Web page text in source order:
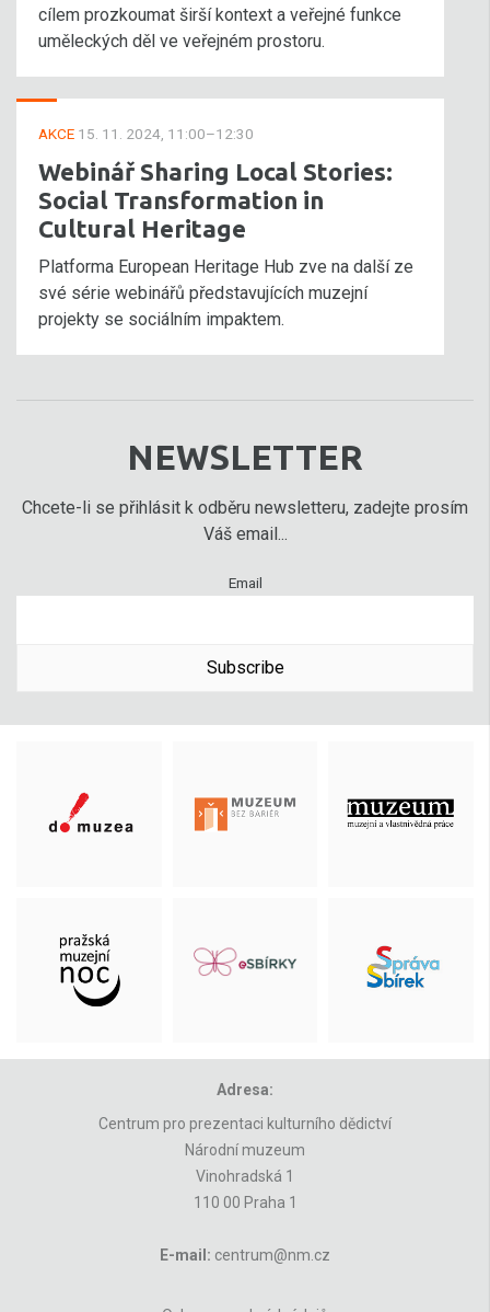
cílem prozkoumat širší kontext a veřejné funkce
uměleckých děl ve veřejném prostoru.
AKCE 15. 11. 2024, 11:00–12:30
Webinář Sharing Local Stories:
Social Transformation in
Cultural Heritage
Platforma European Heritage Hub zve na další ze
své série webinářů představujících muzejní
projekty se sociálním impaktem.
NEWSLETTER
Chcete-li se přihlásit k odběru newsletteru, zadejte prosím
Váš email...
Email
Subscribe
Adresa:
Centrum pro prezentaci kulturního dědictví
Národní muzeum
Vinohradská 1
110 00 Praha 1
E-mail: centrum@nm.cz